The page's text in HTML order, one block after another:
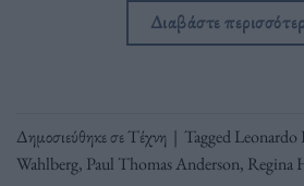
Διαβάστε
Δημοσιεύθηκε σεΤέχνη | Tagged
Wahlberg, Paul Thomas Anderson, Regina